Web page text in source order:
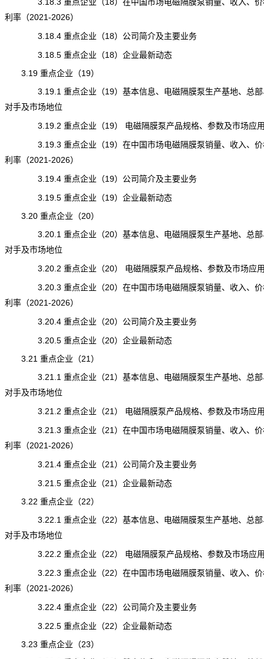
利率（2021-2026）
3.18.4 重点企业（18）公司简介及主要业务
3.18.5 重点企业（18）企业最新动态
3.19 重点企业（19）
3.19.1 重点企业（19）基本信息、电磁隔膜泵生产基地、总部
对手及市场地位
3.19.2 重点企业（19） 电磁隔膜泵产品规格、参数及市场应
3.19.3 重点企业（19）在中国市场电磁隔膜泵销量、收入、价
利率（2021-2026）
3.19.4 重点企业（19）公司简介及主要业务
3.19.5 重点企业（19）企业最新动态
3.20 重点企业（20）
3.20.1 重点企业（20）基本信息、电磁隔膜泵生产基地、总部
对手及市场地位
3.20.2 重点企业（20） 电磁隔膜泵产品规格、参数及市场应
3.20.3 重点企业（20）在中国市场电磁隔膜泵销量、收入、价
利率（2021-2026）
3.20.4 重点企业（20）公司简介及主要业务
3.20.5 重点企业（20）企业最新动态
3.21 重点企业（21）
3.21.1 重点企业（21）基本信息、电磁隔膜泵生产基地、总部
对手及市场地位
3.21.2 重点企业（21） 电磁隔膜泵产品规格、参数及市场应
3.21.3 重点企业（21）在中国市场电磁隔膜泵销量、收入、价
利率（2021-2026）
3.21.4 重点企业（21）公司简介及主要业务
3.21.5 重点企业（21）企业最新动态
3.22 重点企业（22）
3.22.1 重点企业（22）基本信息、电磁隔膜泵生产基地、总部
对手及市场地位
3.22.2 重点企业（22） 电磁隔膜泵产品规格、参数及市场应
3.22.3 重点企业（22）在中国市场电磁隔膜泵销量、收入、价
利率（2021-2026）
3.22.4 重点企业（22）公司简介及主要业务
3.22.5 重点企业（22）企业最新动态
3.23 重点企业（23）